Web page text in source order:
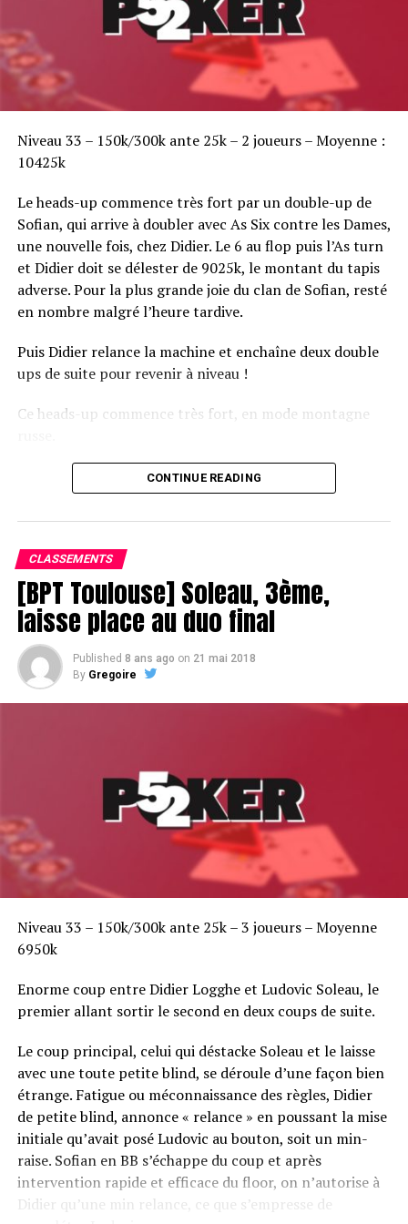
Niveau 33 – 150k/300k ante 25k – 2 joueurs – Moyenne :
10425k
Le heads-up commence très fort par un double-up de
Sofian, qui arrive à doubler avec As Six contre les Dames,
une nouvelle fois, chez Didier. Le 6 au flop puis l’As turn
et Didier doit se délester de 9025k, le montant du tapis
adverse. Pour la plus grande joie du clan de Sofian, resté
en nombre malgré l’heure tardive.
Puis Didier relance la machine et enchaîne deux double
ups de suite pour revenir à niveau !
Ce heads-up commence très fort, en mode montagne
Le champagne va réchauffer si les deux finalistes ne se décident pas !
CONTINUE READING
CLASSEMENTS
[BPT Toulouse] Soleau, 3ème,
laisse place au duo final
Published 8 ans ago on 21 mai 2018
By Gregoire
Niveau 33 – 150k/300k ante 25k – 3 joueurs – Moyenne
6950k
Enorme coup entre Didier Logghe et Ludovic Soleau, le
premier allant sortir le second en deux coups de suite.
Le coup principal, celui qui déstacke Soleau et le laisse
avec une toute petite blind, se déroule d’une façon bien
étrange. Fatigue ou méconnaissance des règles, Didier
de petite blind, annonce « relance » en poussant la mise
initiale qu’avait posé Ludovic au bouton, soit un min-
raise. Sofian en BB s’échappe du coup et après
intervention rapide et efficace du floor, on n’autorise à
Didier qu’une min relance, ce que s’empresse de